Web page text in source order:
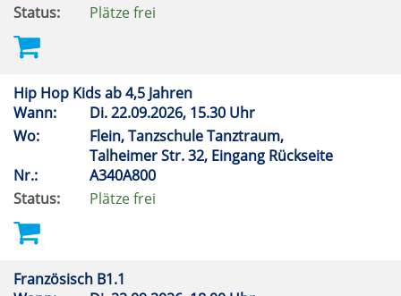
Status:
Plätze frei
Hip Hop Kids ab 4,5 Jahren
Wann:
Di.22.09.2026, 15.30 Uhr
Wo:
Flein, Tanzschule Tanztraum,
Talheimer Str. 32, Eingang Rückseite
Nr.:
A340A800
Status:
Plätze frei
Französisch B1.1